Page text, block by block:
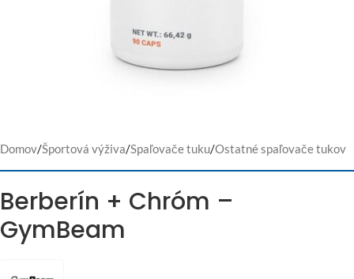
Domov/Športová výživa/Spaľovače tuku/Ostatné spaľovače tukov
Berberín + Chróm –
GymBeam